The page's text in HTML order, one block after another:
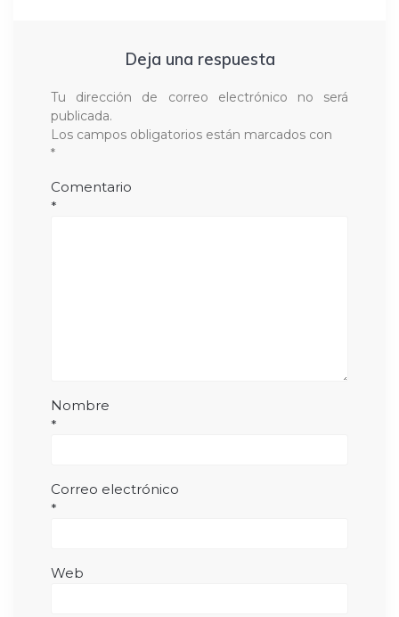
Deja una respuesta
Tu dirección de correo electrónico no será
publicada.
Los campos obligatorios están marcados con
*
Comentario
*
Nombre
*
Correo electrónico
*
Web